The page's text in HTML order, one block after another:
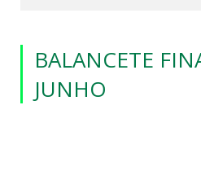
BALANCETE
JUNHO